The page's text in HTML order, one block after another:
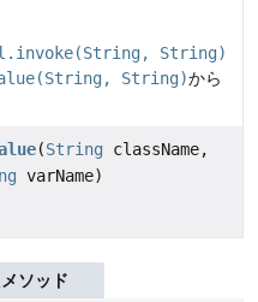
String)
String)から
(String className,
varName)
ソッド